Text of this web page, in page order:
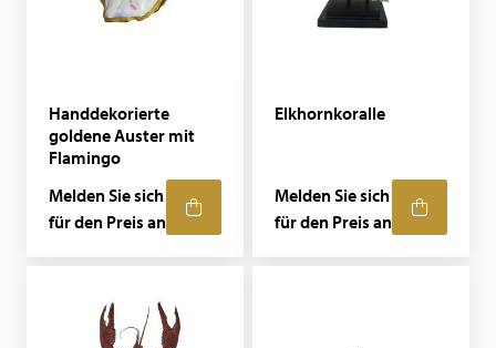
Handdekorierte
goldene Auster mit
Flamingo
Melden Sie sich
für den Preis an
Elkhornkoralle
Melden Sie sich
für den Preis an